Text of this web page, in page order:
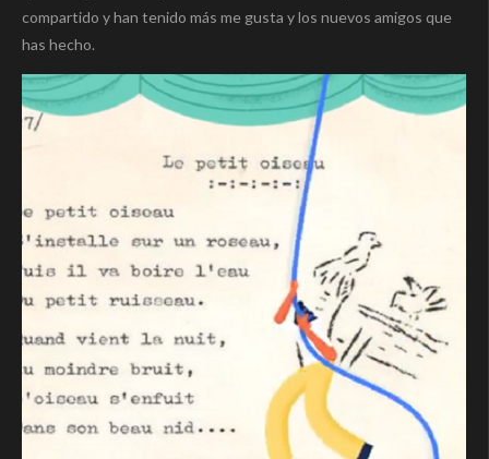
compartido y han tenido más me gusta y los nuevos amigos que
has hecho.